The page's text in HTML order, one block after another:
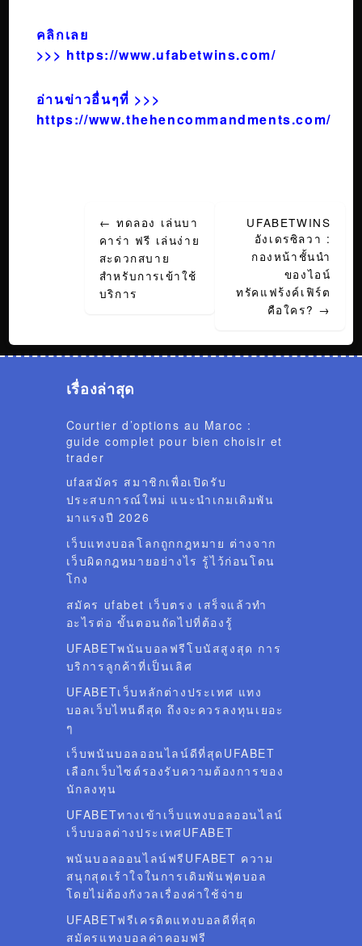
คลิกเลย
>>> https://www.ufabetwins.com/
อ่านข่าวอื่นๆที่ >>>
https://www.thehencommandments.com/
navigation
← ทดลอง เล่นบา
คาร่า ฟรี เล่นง่าย
สะดวกสบาย
สำหรับการเข้าใช้
บริการ
UFABETWINS
อังเดรซิลวา :
กองหน้าชั้นนำ
ของไอน์
ทรัคแฟร้งค์เฟิร์ต
คือใคร? →
เรื่องล่าสุด
Courtier d’options au Maroc :
guide complet pour bien choisir et
trader
ufaสมัคร สมาชิกเพื่อเปิดรับ
ประสบการณ์ใหม่ แนะนำเกมเดิมพัน
มาแรงปี 2026
เว็บแทงบอลโลกถูกกฎหมาย ต่างจาก
เว็บผิดกฎหมายอย่างไร รู้ไว้ก่อนโดน
โกง
สมัคร ufabet เว็บตรง เสร็จแล้วทำ
อะไรต่อ ขั้นตอนถัดไปที่ต้องรู้
UFABETพนันบอลฟรีโบนัสสูงสุด การ
บริการลูกค้าที่เป็นเลิศ
UFABETเว็บหลักต่างประเทศ แทง
บอลเว็บไหนดีสุด ถึงจะควรลงทุนเยอะ
ๆ
เว็บพนันบอลออนไลน์ดีที่สุดUFABET
เลือกเว็บไซต์รองรับความต้องการของ
นักลงทุน
UFABETทางเข้าเว็บแทงบอลออนไลน์
เว็บบอลต่างประเทศUFABET
พนันบอลออนไลน์ฟรีUFABET ความ
สนุกสุดเร้าใจในการเดิมพันฟุตบอล
โดยไม่ต้องกังวลเรื่องค่าใช้จ่าย
UFABETฟรีเครดิตแทงบอลดีที่สุด
สมัครแทงบอลค่าคอมฟรี